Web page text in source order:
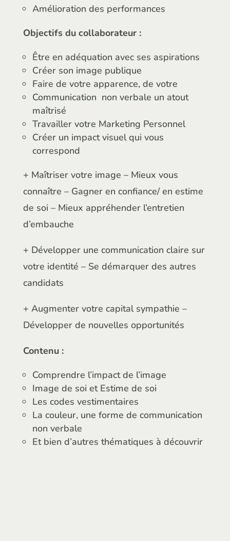
Amélioration des performances
Objectifs du collaborateur :
Être en adéquation avec ses aspirations
Créer son image publique
Faire de votre apparence, de votre
Communication non verbale un atout
maîtrisé
Travailler votre Marketing Personnel
Créer un impact visuel qui vous
correspond
+ Maîtriser votre image – Mieux vous
connaître – Gagner en confiance/ en estime
de soi – Mieux appréhender l’entretien
d’embauche
+ Développer une communication claire sur
votre identité – Se démarquer des autres
candidats
+ Augmenter votre capital sympathie –
Développer de nouvelles opportunités
Contenu :
Comprendre l’impact de l’image
Image de soi et Estime de soi
Les codes vestimentaires
La couleur, une forme de communication
non verbale
Et bien d’autres thématiques à découvrir